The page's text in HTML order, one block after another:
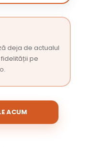
deja de actualul
pe
ACUM